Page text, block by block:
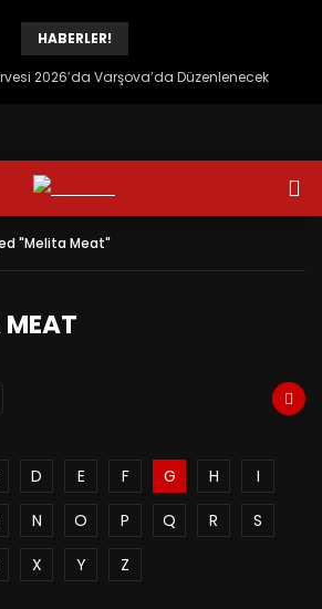
HABERLER!
2026’da Varşova’da Düzenlenecek
"Melita Meat"
D E F G H
I
N O P Q R
S
X Y Z